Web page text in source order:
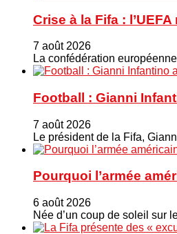
Crise à la Fifa :
7 août 2026
La confédération
Football : Gianni
7 août 2026
Le président de la Fifa,
Pourquoi l’armée
6 août 2026
Née d’un coup de soleil sur